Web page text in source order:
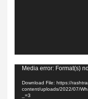
Video
Player
Media error: Format(s)
Download File: https://
content/uploads/2022/07/
_=3